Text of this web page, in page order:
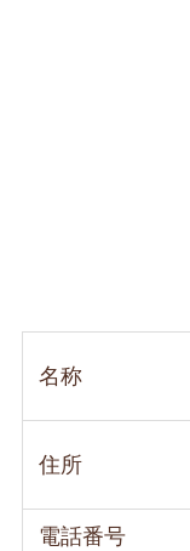
名称
住所
電話番号